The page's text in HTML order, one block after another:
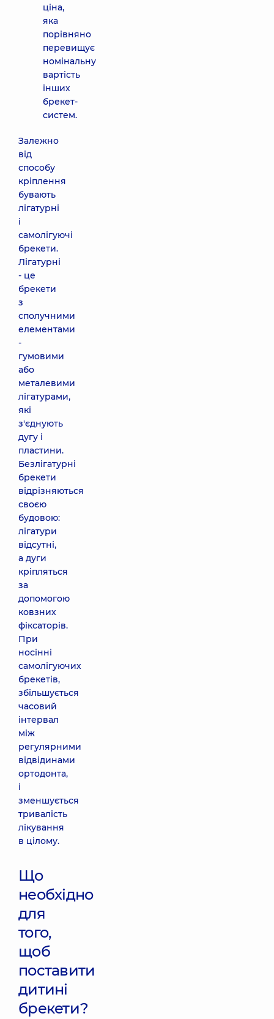
ціна,
яка
порівняно
перевищує
номінальну
вартість
інших
брекет-
систем.
Залежно
від
способу
кріплення
бувають
лігатурні
і
самолігуючі
брекети.
Лігатурні
- це
брекети
з
сполучними
елементами
-
гумовими
або
металевими
лігатурами,
які
з'єднують
дугу і
пластини.
Безлігатурні
брекети
відрізняються
своєю
будовою:
лігатури
відсутні,
а дуги
кріпляться
за
допомогою
ковзних
фіксаторів.
При
носінні
самолігуючих
брекетів,
збільшується
часовий
інтервал
між
регулярними
відвідинами
ортодонта,
і
зменшується
тривалість
лікування
в цілому.
Що
необхідно
для
того,
щоб
поставити
дитині
брекети?